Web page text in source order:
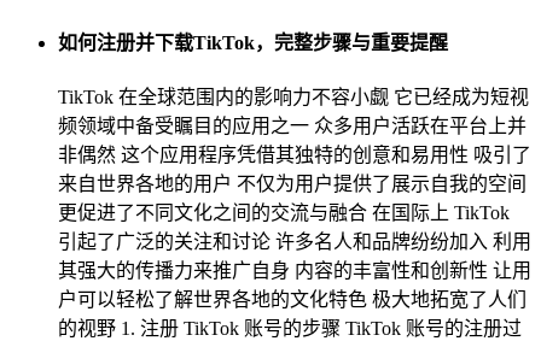
如何注册并下载TikTok，完整步骤与重要提醒
TikTok 在全球范围内的影响力不容小觑 它已经成为短视
频领域中备受瞩目的应用之一 众多用户活跃在平台上并
非偶然 这个应用程序凭借其独特的创意和易用性 吸引了
来自世界各地的用户 不仅为用户提供了展示自我的空间
更促进了不同文化之间的交流与融合 在国际上 TikTok
引起了广泛的关注和讨论 许多名人和品牌纷纷加入 利用
其强大的传播力来推广自身 内容的丰富性和创新性 让用
户可以轻松了解世界各地的文化特色 极大地拓宽了人们
的视野 1. 注册 TikTok 账号的步骤 TikTok 账号的注册过